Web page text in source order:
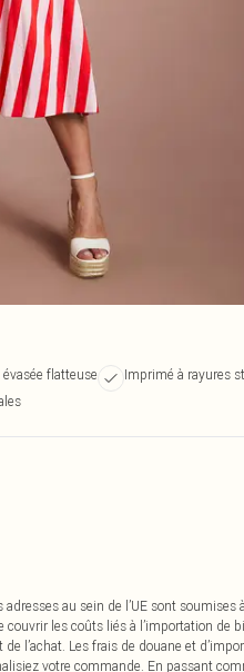
flatteuse
Imprimé à rayures
au sein de l’UE sont soumises
les coûts liés à l’importation de
l’achat. Les frais de douane et
votre commande. En passant